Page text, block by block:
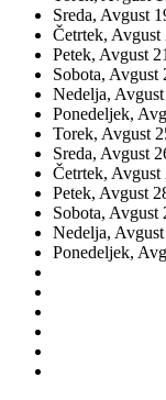
Sreda, Avgust
Četrtek, Avgust
Petek, Avgust 21
Sobota, Avgust
Nedelja, Avgust
Ponedeljek,
Torek, Avgust
Sreda, Avgust
Četrtek, Avgust
Petek, Avgust
Sobota, Avgust
Nedelja, Avgust
Ponedeljek,